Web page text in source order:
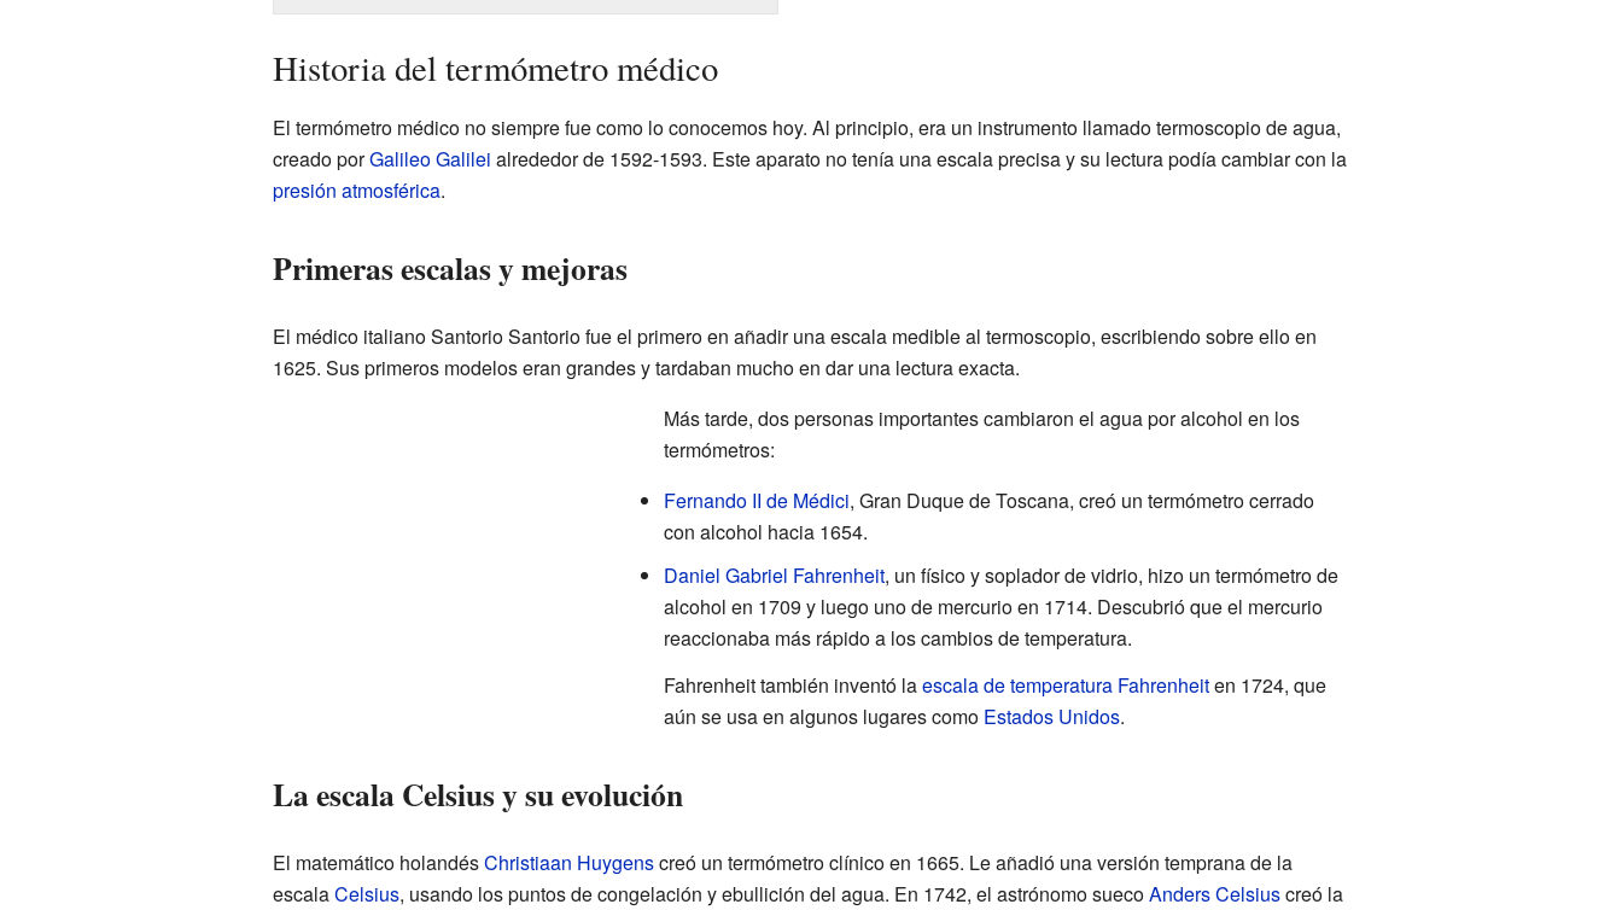
Historia del termómetro médico
El termómetro médico no siempre fue como lo conocemos hoy. Al principio, era un instrumento llamado termoscopio de agua,
creado porGalileo Galilei alrededor de 1592-1593. Este aparato no tenía una escala precisa y su lectura podía cambiar con la
presión atmosférica.
Primeras escalas y mejoras
El médico italiano Santorio Santorio fue el primero en añadir una escala medible al termoscopio, escribiendo sobre ello en
1625. Sus primeros modelos eran grandes y tardaban mucho en dar una lectura exacta.
Más tarde, dos personas importantes cambiaron el agua por alcohol en los
termómetros:
Fernando II de Médici, Gran Duque de Toscana, creó un termómetro cerrado
con alcohol hacia 1654.
Daniel Gabriel Fahrenheit, un físico y soplador de vidrio, hizo un termómetro de
alcohol en 1709 y luego uno de mercurio en 1714. Descubrió que el mercurio
reaccionaba más rápido a los cambios de temperatura.
Fahrenheit también inventó laescala de temperatura Fahrenheiten 1724, que
aún se usa en algunos lugares como Estados Unidos.
La escala Celsius y su evolución
El matemático holandésChristiaan Huygenscreó un termómetro clínico en 1665. Le añadió una versión temprana de la
escalaCelsius, usando los puntos de congelación y ebullición del agua. En 1742, el astrónomo suecoAnders Celsiuscreó la